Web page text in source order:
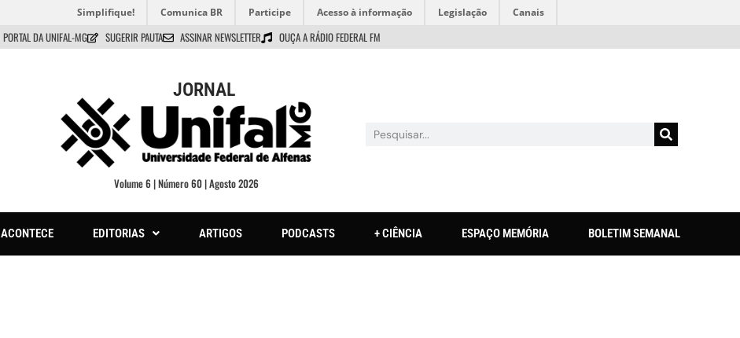
Simplifique! Comunica BR Participe Acesso à informação Legislação Canais
PORTAL DA UNIFAL-MG SUGERIR PAUTA ASSINAR NEWSLETTER OUÇA A RÁDIO FEDERAL FM
JORNAL
Volume 6 | Número 60 | Agosto 2026
ACONTECE EDITORIAS ARTIGOS PODCASTS + CIÊNCIA ESPAÇO MEMÓRIA BOLETIM SEMANAL